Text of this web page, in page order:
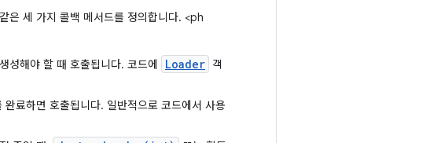
은 세 가지 콜백 메서드를 정의합니다. <ph
성해야 할 때 호출됩니다. 코드에 Loader 객
완료하면 호출됩니다. 일반적으로 코드에서 사용